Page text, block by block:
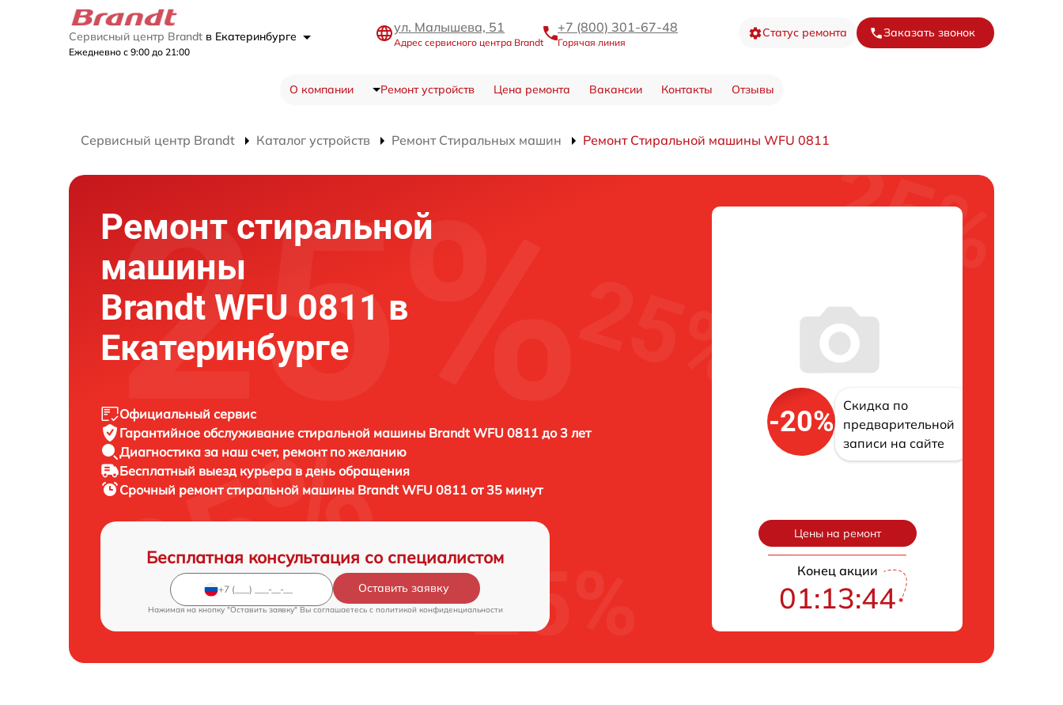
Сервисный центр Brandt в Екатеринбурге
Ежедневно с 9:00 до 21:00
ул. Малышева, 51
Адрес сервисного центра Brandt
+7 (800) 301-67-48
Горячая линия
Статус ремонта Заказать звонок
О компании Ремонт устройств Цена ремонта Вакансии Контакты Отзывы
Сервисный центр Brandt Каталог устройств Ремонт Стиральных машин Ремонт Стиральной машины WFU 0811
Ремонт стиральной
машины
Brandt WFU 0811 в
Екатеринбурге
Официальный сервис
Гарантийное обслуживание стиральной машины Brandt WFU 0811 до 3 лет
Диагностика за наш счет, ремонт по желанию
Бесплатный выезд курьера в день обращения
Срочный ремонтстиральной машины Brandt WFU 0811 от 35 минут
Бесплатная консультация со специалистом
Оставить заявку
Нажимая на кнопку "Оставить заявку" Вы соглашаетесь c политикой конфиденциальности
-20%
Скидка по
предварительной
записи на сайте
Цены на ремонт
Конец акции
01:13:43